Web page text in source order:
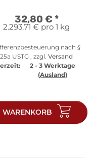
32,80 € *
2.293,71 € pro 1 kg
nach §
25a USTG , zzgl. Versand
2 - 3 Werktage
(Ausland)
WARENKORB